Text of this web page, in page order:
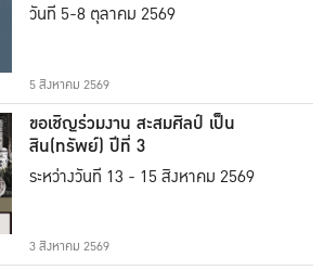
วันที่ 5-8 ตุลาคม 2569
5 สิงหาคม 2569
ขอเชิญร่วมงาน สะสมศิลป์ เป็น
สิน(ทรัพย์) ปีที่ 3
ระหว่างวันที่ 13 - 15 สิงหาคม 2569
3 สิงหาคม 2569